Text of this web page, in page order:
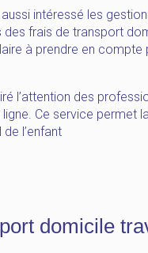
intéressé les
frais de transport
à prendre en compte
l’attention des
Ce service permet
l’enfant
domicile